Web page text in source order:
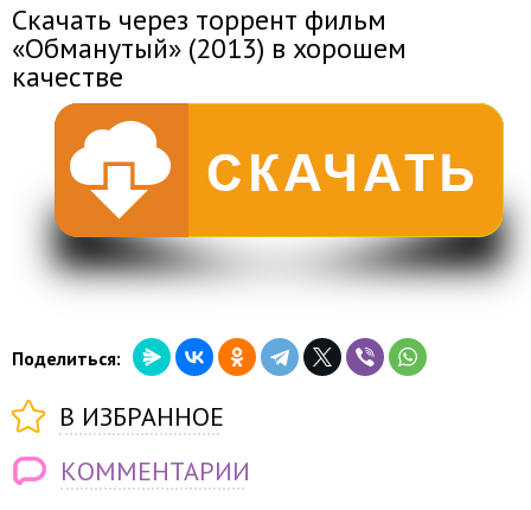
Скачать через торрент фильм
«Обманутый» (2013) в хорошем
качестве
Поделиться:
В ИЗБРАННОЕ
КОММЕНТАРИИ